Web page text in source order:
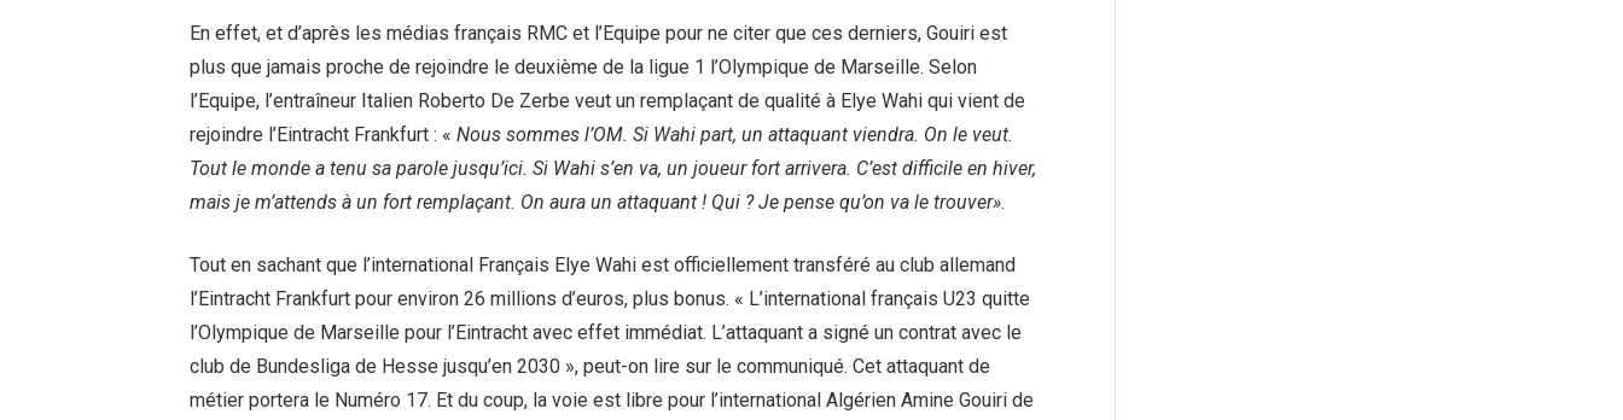
En effet, et d’après les médias français RMC et l’Equipe pour ne citer que ces derniers, Gouiri est
plus que jamais proche de rejoindre le deuxième de la ligue 1 l’Olympique de Marseille. Selon
l’Equipe, l’entraîneur Italien Roberto De Zerbe veut un remplaçant de qualité à Elye Wahi qui vient de
rejoindre l’Eintracht Frankfurt : « Nous sommes l’OM. Si Wahi part, un attaquant viendra. On le veut.
Tout le monde a tenu sa parole jusqu’ici. Si Wahi s’en va, un joueur fort arrivera. C’est difficile en hiver,
mais je m’attends à un fort remplaçant. On aura un attaquant ! Qui ? Je pense qu’on va le trouver».
Tout en sachant que l’international Français Elye Wahi est officiellement transféré au club allemand
l’Eintracht Frankfurt pour environ 26 millions d’euros, plus bonus. « L’international français U23 quitte
l’Olympique de Marseille pour l’Eintracht avec effet immédiat. L’attaquant a signé un contrat avec le
club de Bundesliga de Hesse jusqu’en 2030 », peut-on lire sur le communiqué. Cet attaquant de
métier portera le Numéro 17. Et du coup, la voie est libre pour l’international Algérien Amine Gouiri de